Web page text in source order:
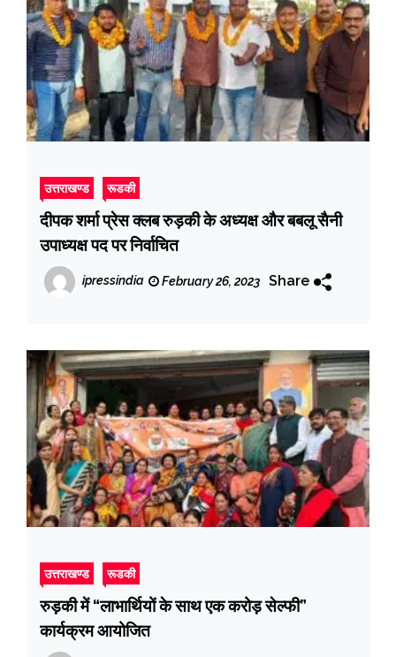
उत्तराखण्ड रूडकी
दीपक शर्मा प्रेस क्लब रुड़की के अध्यक्ष और बबलू सैनी
उपाध्यक्ष पद पर निर्वाचित
ipressindia February 26, 2023 Share
उत्तराखण्ड रूडकी
रुड़की में “लाभार्थियों के साथ एक करोड़ सेल्फी”
कार्यक्रम आयोजित